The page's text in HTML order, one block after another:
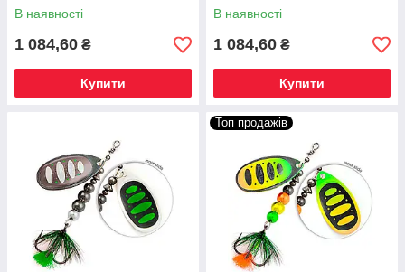
В наявності
1 084,60 ₴
Купити
В наявності
1 084,60 ₴
Купити
Топ продажів